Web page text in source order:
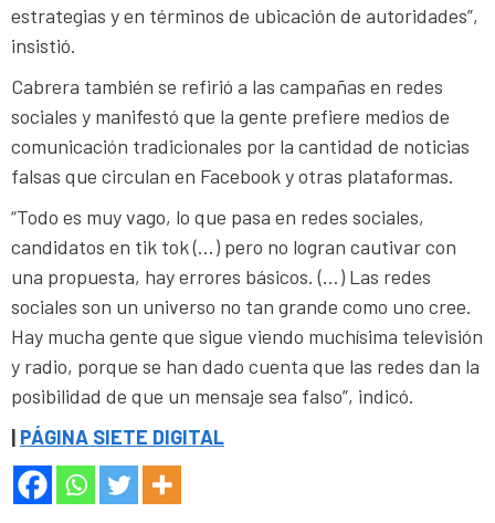
estrategias y en términos de ubicación de autoridades”,
insistió.
Cabrera también se refirió a las campañas en redes
sociales y manifestó que la gente prefiere medios de
comunicación tradicionales por la cantidad de noticias
falsas que circulan en Facebook y otras plataformas.
“Todo es muy vago, lo que pasa en redes sociales,
candidatos en tik tok (…) pero no logran cautivar con
una propuesta, hay errores básicos. (…) Las redes
sociales son un universo no tan grande como uno cree.
Hay mucha gente que sigue viendo muchísima televisión
y radio, porque se han dado cuenta que las redes dan la
posibilidad de que un mensaje sea falso”, indicó.
| PÁGINA SIETE DIGITAL